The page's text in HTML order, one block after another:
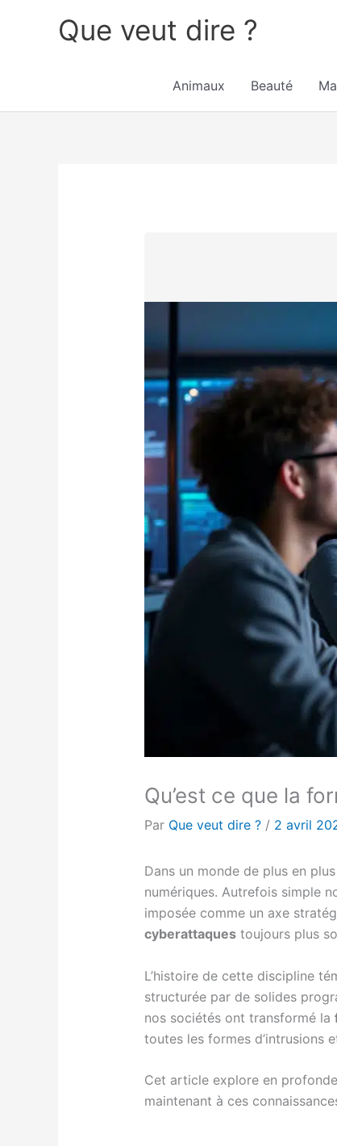
Que veut dire ?
Animaux Beauté
Qu’est ce que la
Par Que veut dire ?/ 2 avril
Dans un monde de plus en
numériques. Autrefois simple
imposée comme un axe
cyberattaquestoujours plus
L’histoire de cette discipline
structurée par de solides
nos sociétés ont transformé la
toutes les formes d’intrusions
Cet article explore en
maintenant à ces